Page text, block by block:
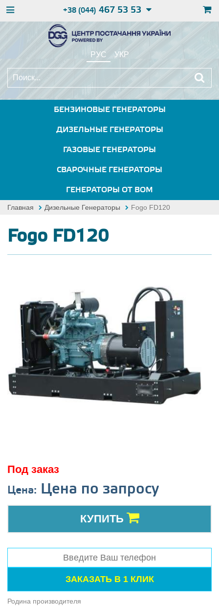
+38 (044) 467 53 53
РУС УКР
БЕНЗИНОВЫЕ ГЕНЕРАТОРЫ
ДИЗЕЛЬНЫЕ ГЕНЕРАТОРЫ
ГАЗОВЫЕ ГЕНЕРАТОРЫ
СВАРОЧНЫЕ ГЕНЕРАТОРЫ
ГЕНЕРАТОРЫ ОТ ВОМ
Главная Дизельные Генераторы Fogo FD120
Fogo FD120
Под заказ
Цена: Цена по запросу
КУПИТЬ
Родина производителя